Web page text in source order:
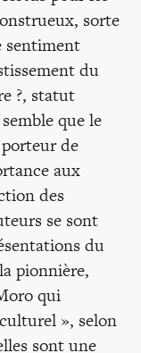
sorte
sentiment
du
?, statut
que le
de
aux
des
se sont
du
pionnière,
qui
», selon
sont une